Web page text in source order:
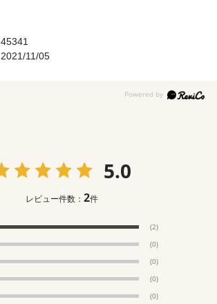
45341
2021/11/05
5.0
レビュー件数：2件
(2)
(0)
(0)
(0)
(0)